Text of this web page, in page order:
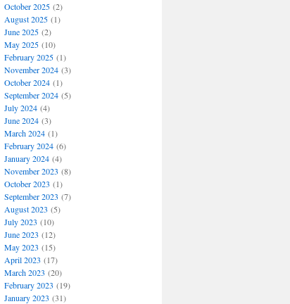
October 2025(2)
August 2025(1)
June 2025(2)
May 2025(10)
February 2025(1)
November 2024(3)
October 2024(1)
September 2024(5)
July 2024(4)
June 2024(3)
March 2024(1)
February 2024(6)
January 2024(4)
November 2023 (8)
October 2023 (1)
September 2023 (7)
August 2023 (5)
July 2023 (10)
June 2023 (12)
May 2023 (15)
April 2023 (17)
March 2023 (20)
February 2023 (19)
January 2023 (31)